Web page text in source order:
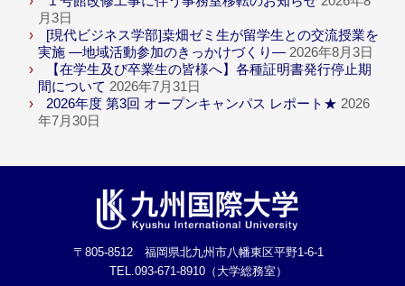
月3日
[現代ビジネス学部]桒畑ゼミ生が留学生との交流授業を
実施 ―地域活動参加のきっかけづくり― 2026年8月3日
【在学生及び卒業生の皆様へ】各種証明書発行停止期
間について 2026年7月31日
2026年度 第3回 オープンキャンパス レポート★ 2026
年7月30日
〒805-8512 福岡県北九州市八幡東区平野1-6-1
TEL.093-671-8910（大学総務室）